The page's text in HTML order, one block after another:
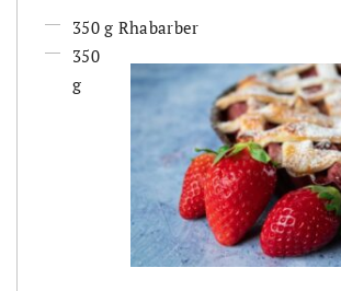
350 g Rhabarber
350
g